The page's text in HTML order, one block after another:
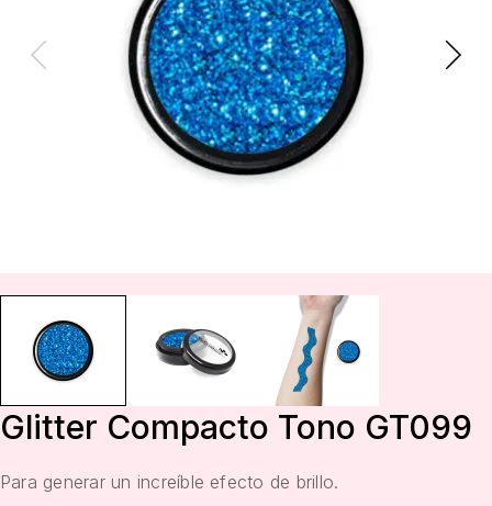
Glitter Compacto Tono GT099
Para generar un increíble efecto de brillo.